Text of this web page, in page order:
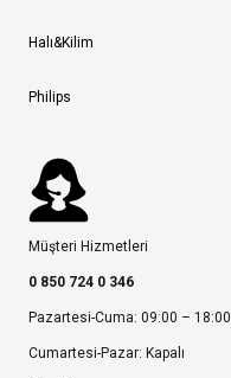
Halı&Kilim
Philips
Müşteri Hizmetleri
0 850 724 0 346
Pazartesi-Cuma: 09:00 – 18:00
Cumartesi-Pazar: Kapalı